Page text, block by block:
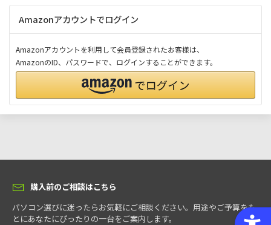
Amazonアカウントでログイン
Amazonアカウントを利用して会員登録されたお客様は、
AmazonのID、パスワードで、ログインすることができます。
購入前のご相談はこちら
パソコン選びに迷ったらお気軽にご相談ください。用途やご予算をも
とにあなたにぴったりの一台をご案内します。